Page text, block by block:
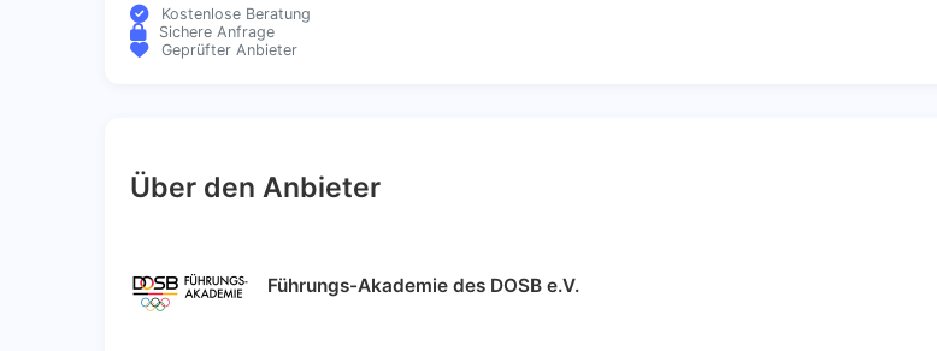
Kostenlose Beratung
Sichere Anfrage
Geprüfter Anbieter
Über den Anbieter
Führungs-Akademie des DOSB e.V.